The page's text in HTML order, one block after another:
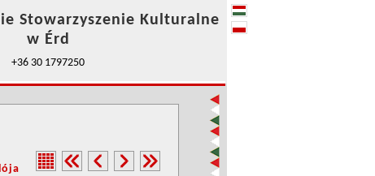
Stowarzyszenie Kulturalne
w Érd
+36 30 1797250